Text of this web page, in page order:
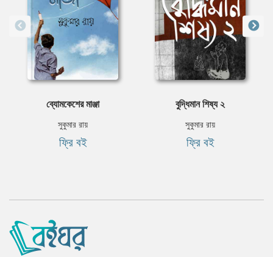
ব্যোমকেশের মাঞ্জা
সুকুমার রায়
ফ্রি বই
বুদ্ধিমান শিষ্য ২
সুকুমার রায়
ফ্রি বই